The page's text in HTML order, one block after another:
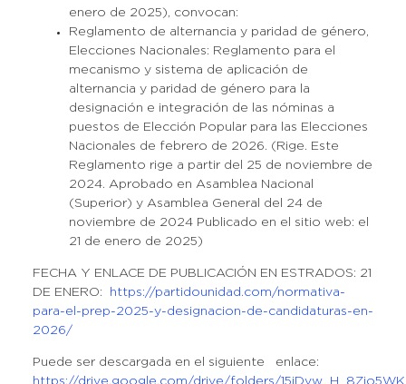
enero de 2025), convocan:
Reglamento de alternancia y paridad de género,
Elecciones Nacionales: Reglamento para el
mecanismo y sistema de aplicación de
alternancia y paridad de género para la
designación e integración de las nóminas a
puestos de Elección Popular para las Elecciones
Nacionales de febrero de 2026. (Rige. Este
Reglamento rige a partir del 25 de noviembre de
2024. Aprobado en Asamblea Nacional
(Superior) y Asamblea General del 24 de
noviembre de 2024 Publicado en el sitio web: el
21 de enero de 2025)
FECHA Y ENLACE DE PUBLICACIÓN EN ESTRADOS: 21
DE ENERO:
https://partidounidad.com/normativa-
para-el-prep-2025-y-designacion-de-candidaturas-en-
2026/
Puede ser descargada en el siguiente enlace:
https://drive.google.com/drive/folders/